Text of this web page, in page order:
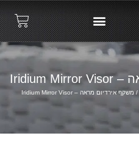
/ משקף אירדיום מראה – Iridium Mirror Visor